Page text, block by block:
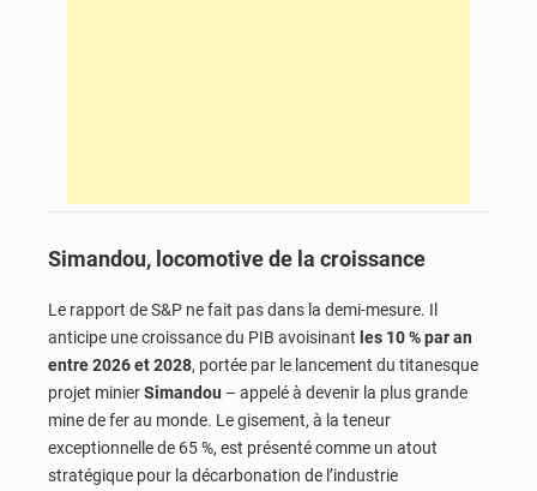
Simandou, locomotive de la croissance
Le rapport de S&P ne fait pas dans la demi-mesure. Il
anticipe une croissance du PIB avoisinant les 10 % par an
entre 2026 et 2028, portée par le lancement du titanesque
projet minierSimandou – appelé à devenir la plus grande
mine de fer au monde. Le gisement, à la teneur
exceptionnelle de 65 %, est présenté comme un atout
stratégique pour la décarbonation de l’industrie